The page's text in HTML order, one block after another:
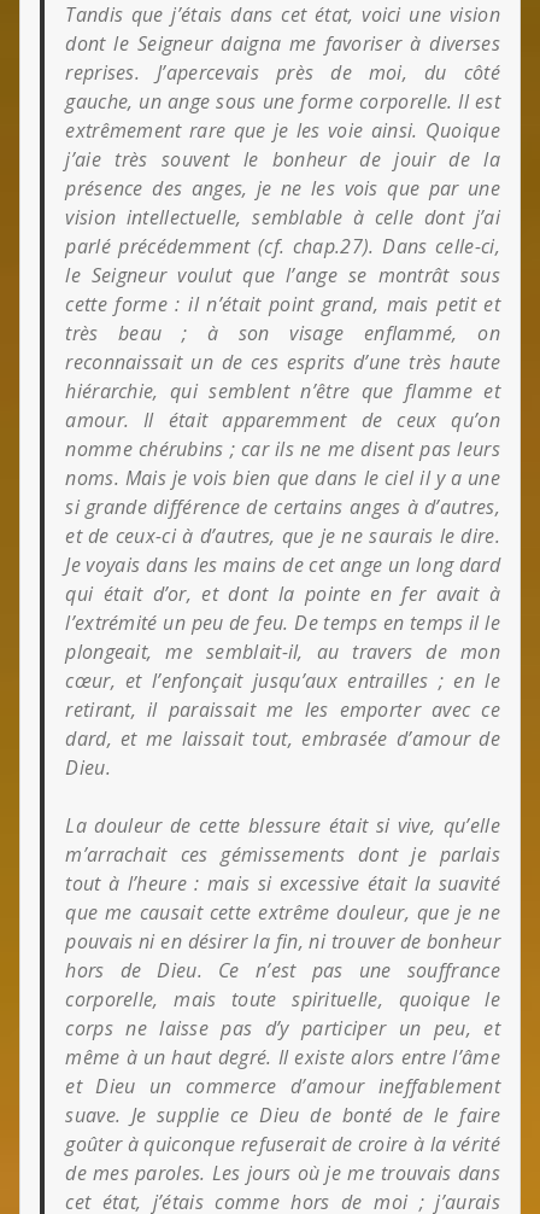
Tandis que j’étais dans cet état, voici une vision
dont le Seigneur daigna me favoriser à diverses
reprises. J’apercevais près de moi, du côté
gauche, un ange sous une forme corporelle. Il est
extrêmement rare que je les voie ainsi. Quoique
j’aie très souvent le bonheur de jouir de la
présence des anges, je ne les vois que par une
vision intellectuelle, semblable à celle dont j’ai
parlé précédemment (cf. chap.27). Dans celle-ci,
le Seigneur voulut que l’ange se montrât sous
cette forme : il n’était point grand, mais petit et
très beau ; à son visage enflammé, on
reconnaissait un de ces esprits d’une très haute
hiérarchie, qui semblent n’être que flamme et
amour. Il était apparemment de ceux qu’on
nomme chérubins ; car ils ne me disent pas leurs
noms. Mais je vois bien que dans le ciel il y a une
si grande différence de certains anges à d’autres,
et de ceux-ci à d’autres, que je ne saurais le dire.
Je voyais dans les mains de cet ange un long dard
qui était d’or, et dont la pointe en fer avait à
l’extrémité un peu de feu. De temps en temps il le
plongeait, me semblait-il, au travers de mon
cœur, et l’enfonçait jusqu’aux entrailles ; en le
retirant, il paraissait me les emporter avec ce
dard, et me laissait tout, embrasée d’amour de
Dieu.
La douleur de cette blessure était si vive, qu’elle
m’arrachait ces gémissements dont je parlais
tout à l’heure : mais si excessive était la suavité
que me causait cette extrême douleur, que je ne
pouvais ni en désirer la fin, ni trouver de bonheur
hors de Dieu. Ce n’est pas une souffrance
corporelle, mais toute spirituelle, quoique le
corps ne laisse pas d’y participer un peu, et
même à un haut degré. Il existe alors entre l’âme
et Dieu un commerce d’amour ineffablement
suave. Je supplie ce Dieu de bonté de le faire
goûter à quiconque refuserait de croire à la vérité
de mes paroles. Les jours où je me trouvais dans
cet état, j’étais comme hors de moi ; j’aurais